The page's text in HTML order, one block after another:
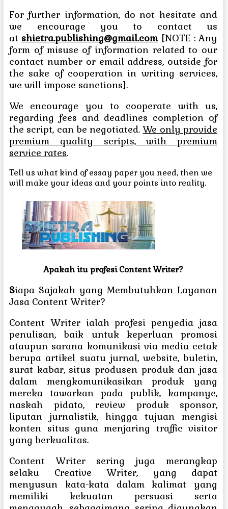
For further information, do not hesitate and
we encourage you to contact us
at shietra.publishing@gmail.com[NOTE :Any
form of misuse of information related to our
contact number or email address, outside for
the sake of cooperation in writing services,
we will impose sanctions].
We encourage you to cooperate with us,
regarding fees and deadlines completion of
the script, can be negotiated.We only provide
premium quality scripts, with premium
service rates.
Tell us what kind of essay paper you need, then we
will make your ideas and your points into reality.
Apakah itu profesi Content Writer?
Siapa Sajakah yang Membutuhkan Layanan
Jasa Content Writer?
Content Writer ialah profesi penyedia jasa
penulisan, baik untuk keperluan promosi
ataupun sarana komunikasi via media cetak
berupa artikel suatu jurnal, website, buletin,
surat kabar, situs produsen produk dan jasa
dalam mengkomunikasikan produk yang
mereka tawarkan pada publik, kampanye,
naskah pidato, review produk sponsor,
liputan jurnalistik, hingga tujuan mengisi
konten situs guna menjaring traffic visitor
yang berkualitas.
Content Writer sering juga merangkap
selaku Creative Writer, yang dapat
menyusun kata-kata dalam kalimat yang
memiliki kekuatan persuasi serta